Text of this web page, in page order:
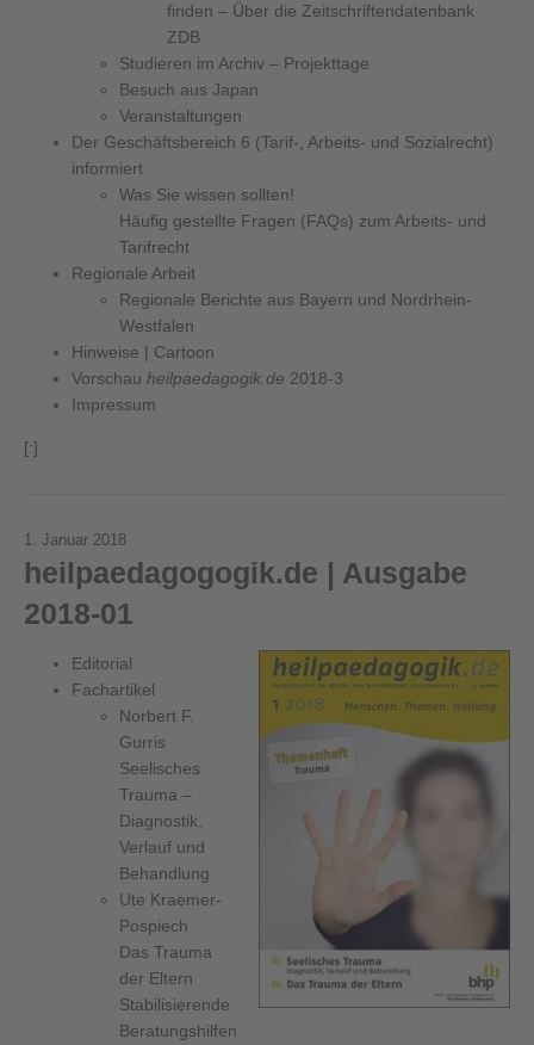
finden – Über die Zeitschriftendatenbank
ZDB
Studieren im Archiv – Projekttage
Besuch aus Japan
Veranstaltungen
Der Geschäftsbereich 6 (Tarif-, Arbeits- und Sozialrecht)
informiert
Was Sie wissen sollten!
Häufig gestellte Fragen (FAQs) zum Arbeits- und
Tarifrecht
Regionale Arbeit
Regionale Berichte aus Bayern und Nordrhein-
Westfalen
Hinweise | Cartoon
Vorschau heilpaedagogik.de 2018-3
Impressum
[:]
1. Januar 2018
heilpaedagogogik.de | Ausgabe
2018-01
Editorial
Fachartikel
Norbert F.
Gurris
Seelisches
Trauma –
Diagnostik,
Verlauf und
Behandlung
Ute Kraemer-
Pospiech
Das Trauma
der Eltern
Stabilisierende
Beratungshilfen